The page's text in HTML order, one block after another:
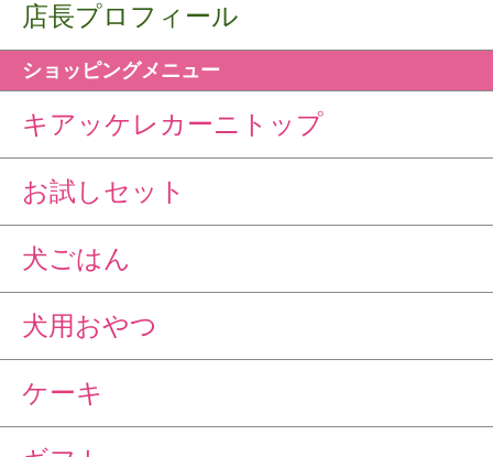
店長プロフィール
ショッピングメニュー
キアッケレカーニトップ
お試しセット
犬ごはん
犬用おやつ
ケーキ